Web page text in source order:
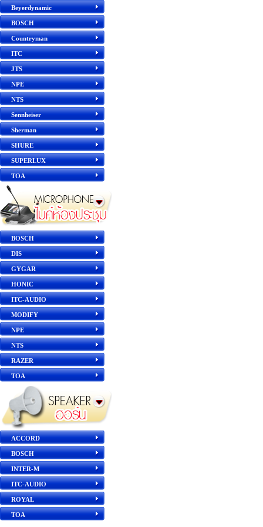
Beyerdynamic
BOSCH
Countryman
ITC
JTS
NPE
NTS
Sennheiser
Sherman
SHURE
SUPERLUX
TOA
BOSCH
DIS
GYGAR
HONIC
ITC-AUDIO
MODIFY
NPE
NTS
RAZER
TOA
ACCORD
BOSCH
INTER-M
ITC-AUDIO
ROYAL
TOA